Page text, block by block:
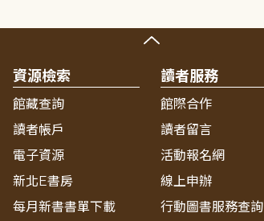
資源檢索
館藏查詢
讀者帳戶
電子資源
新北E書房
每月新書書單下載
讀者服務
館際合作
讀者留言
活動報名網
線上申辦
行動圖書服務查詢